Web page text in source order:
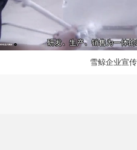
雪鲸企业宣